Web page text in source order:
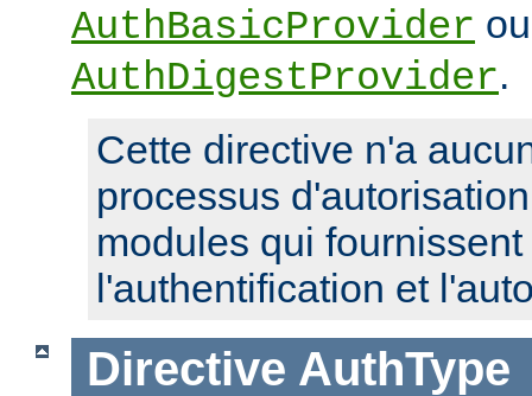
AuthBasicProvider ou
AuthDigestProvider.
Cette directive n'a
processus
modules qui
l'authentification et
Directive AuthType